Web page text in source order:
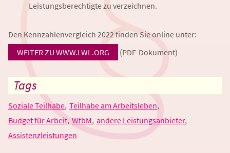
Leistungsberechtigte zu verzeichnen.
Den Kennzahlenvergleich 2022 finden Sie online unter:
WEITER ZU WWW.LWL.ORG
(PDF-Dokument)
Tags
Soziale Teilhabe Teilhabe am Arbeitsleben
Budget für Arbeit WfbM andere Leistungsanbieter
Assistenzleistungen